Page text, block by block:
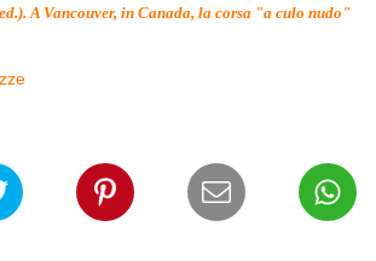
A Vancouver, in Canada, la corsa "a culo nudo"